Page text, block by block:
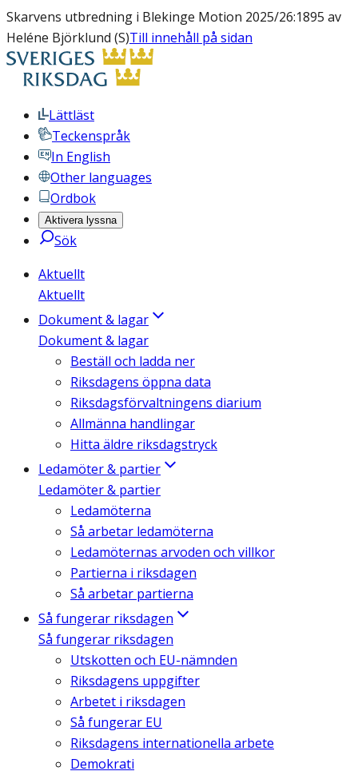
Skarvens utbredning i Blekinge Motion 2025/26:1895 av
Heléne Björklund (S)Till innehåll på sidan
Lättläst
Teckenspråk
In English
Other languages
Ordbok
Aktivera lyssna
Sök
Aktuellt
Aktuellt
Dokument & lagar
Dokument & lagar
Beställ och ladda ner
Riksdagens öppna data
Riksdagsförvaltningens diarium
Allmänna handlingar
Hitta äldre riksdagstryck
Ledamöter & partier
Ledamöter & partier
Ledamöterna
Så arbetar ledamöterna
Ledamöternas arvoden och villkor
Partierna i riksdagen
Så arbetar partierna
Så fungerar riksdagen
Så fungerar riksdagen
Utskotten och EU-nämnden
Riksdagens uppgifter
Arbetet i riksdagen
Så fungerar EU
Riksdagens internationella arbete
Demokrati